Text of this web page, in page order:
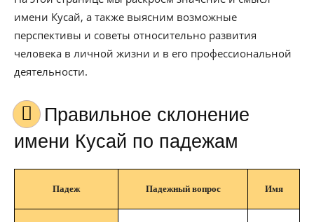
имени Кусай, а также выясним возможные
перспективы и советы относительно развития
человека в личной жизни и в его профессиональной
деятельности.
Правильное склонение
имени Кусай по падежам
Падеж Падежный вопрос Имя